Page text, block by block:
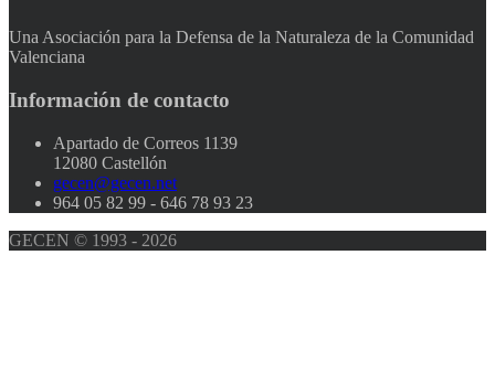
Una Asociación para la Defensa de la Naturaleza de la Comunidad
Valenciana
Información de contacto
Apartado de Correos 1139
12080 Castellón
gecen@gecen.net
964 05 82 99 - 646 78 93 23
GECEN © 1993 - 2026